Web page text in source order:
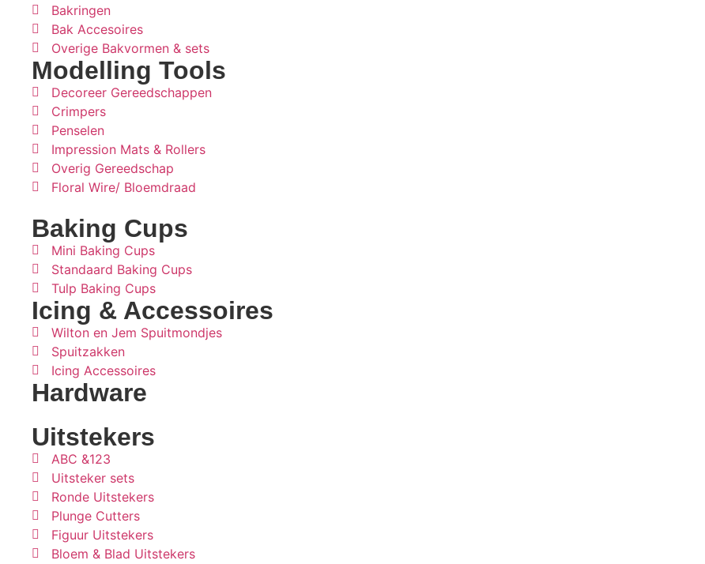
Bakringen
Bak Accesoires
Overige Bakvormen & sets
Modelling Tools
Decoreer Gereedschappen
Crimpers
Penselen
Impression Mats & Rollers
Overig Gereedschap
Floral Wire/ Bloemdraad
Baking Cups
Mini Baking Cups
Standaard Baking Cups
Tulp Baking Cups
Icing & Accessoires
Wilton en Jem Spuitmondjes
Spuitzakken
Icing Accessoires
Hardware
Uitstekers
ABC &123
Uitsteker sets
Ronde Uitstekers
Plunge Cutters
Figuur Uitstekers
Bloem & Blad Uitstekers